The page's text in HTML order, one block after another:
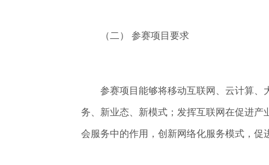
（二） 参赛项目要求
参赛项目能够将移动互联网、云计算、大
务、新业态、新模式；发挥互联网在促进
会服务中的作用，创新网络化服务模式，